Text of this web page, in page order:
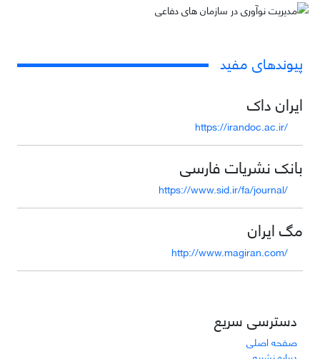
پیوندهای مفید
ایران داک
https://irandoc.ac.ir/
بانک نشریات فارسی
https://www.sid.ir/fa/journal/
مگ ایران
http://www.magiran.com/
دسترسی سریع
صفحه اصلی